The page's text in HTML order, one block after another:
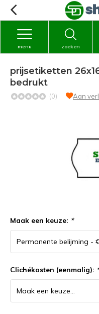
zoeken
menu
prijsetiketten
bedrukt
(0) Aan
Maak een keuze: *
Clichékosten (eenmalig): *